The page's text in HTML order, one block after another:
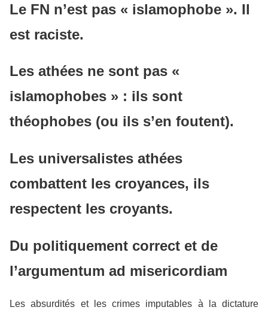
Le FN n’est pas « islamophobe ». Il
est raciste.
Les athées ne sont pas «
islamophobes » : ils sont
théophobes (ou ils s’en foutent).
Les universalistes athées
combattent les croyances, ils
respectent les croyants.
Du politiquement correct et de
l’argumentum ad misericordiam
Les absurdités et les crimes imputables à la dictature